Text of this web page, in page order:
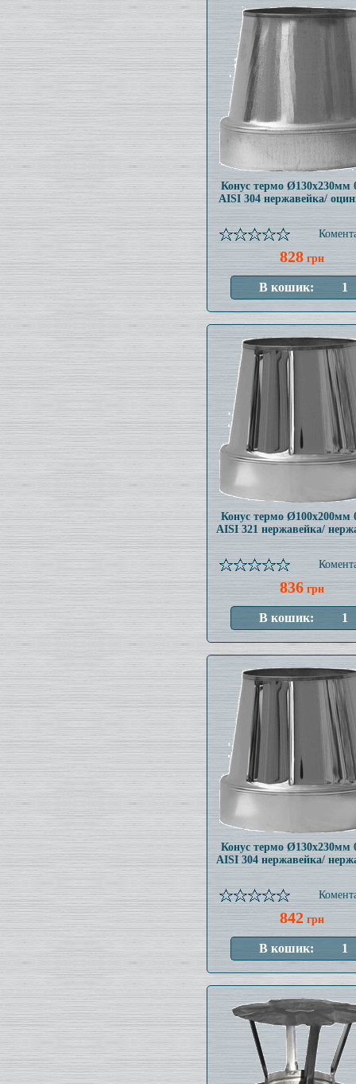
Конус термо Ø130x230мм
AISI 304 нержавейка/
828 грн
Конус термо Ø100x200мм
AISI 321 нержавейка/
836грн
Конус термо Ø130x230мм
AISI 304 нержавейка/
842 грн